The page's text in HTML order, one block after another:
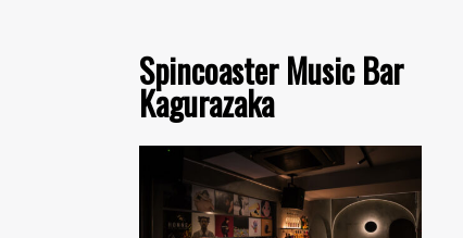
Spincoaster Music Bar
Kagurazaka